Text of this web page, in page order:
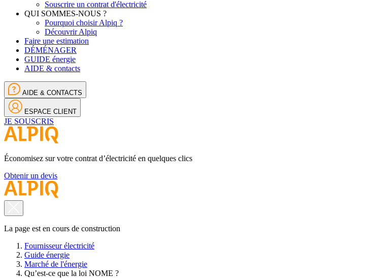
Souscrire un contrat d'électricité
QUI SOMMES-NOUS ?
Pourquoi choisir Alpiq ?
Découvrir Alpiq
Faire une estimation
DÉMÉNAGER
GUIDE énergie
AIDE & contacts
AIDE & CONTACTS
ESPACE CLIENT
JE SOUSCRIS
Économisez sur votre contrat d’électricité en quelques clics
Obtenir un devis
La page est en cours de construction
Fournisseur électricité
Guide énergie
Marché de l'énergie
Qu’est-ce que la loi NOME ?